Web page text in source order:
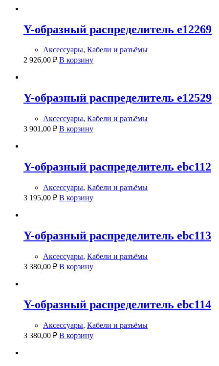
Y-образный распределитель e12269
Аксессуары, Кабели и разъёмы
2 926,00 ₽ В корзину
Y-образный распределитель e12529
Аксессуары, Кабели и разъёмы
3 901,00 ₽ В корзину
Y-образный распределитель ebc112
Аксессуары, Кабели и разъёмы
3 195,00 ₽ В корзину
Y-образный распределитель ebc113
Аксессуары, Кабели и разъёмы
3 380,00 ₽ В корзину
Y-образный распределитель ebc114
Аксессуары, Кабели и разъёмы
3 380,00 ₽ В корзину